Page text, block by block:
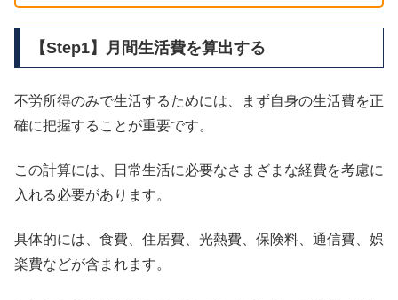
【Step1】月間生活費を算出する
不労所得のみで生活するためには、まず自身の生活費を正
確に把握することが重要です。
この計算には、日常生活に必要なさまざまな経費を考慮に
入れる必要があります。
具体的には、食費、住居費、光熱費、保険料、通信費、娯
楽費などが含まれます。